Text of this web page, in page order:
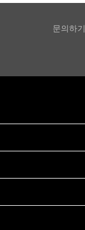
WINDOW)
문의하기